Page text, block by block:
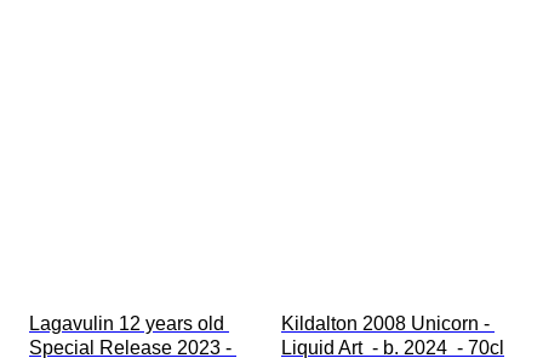
Lagavulin 12 years old
Special Release 2023 -
Kildalton 2008 Unicorn -
Liquid Art  - b. 2024  - 70cl